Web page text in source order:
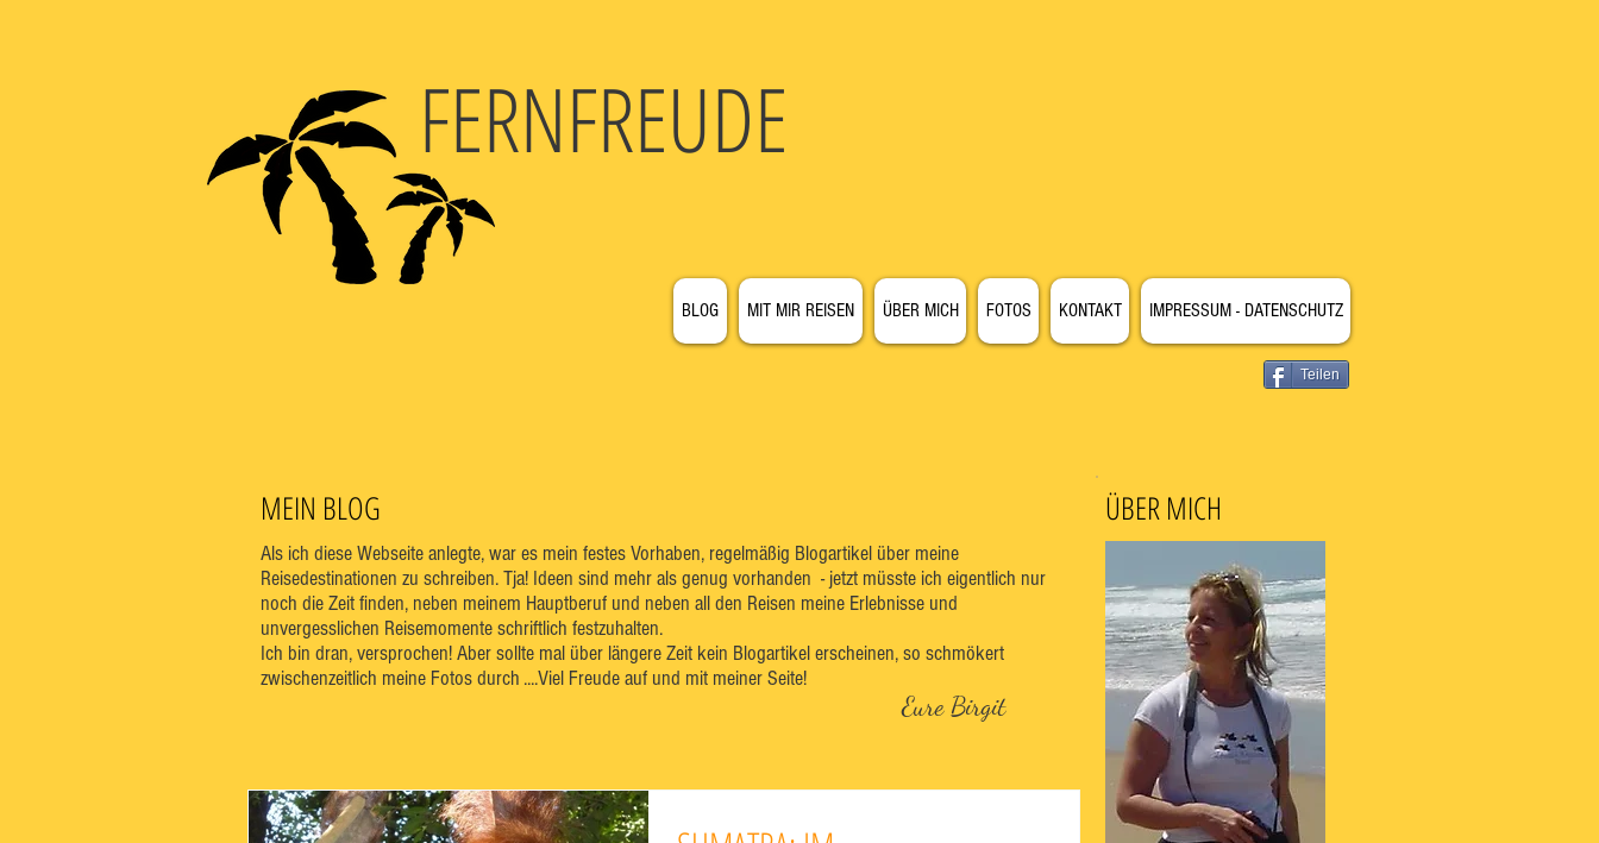
FERNFREUDE
BLOG MIT MIR REISEN ÜBER MICH FOTOS KONTAKT IMPRESSUM - DATENSCHUTZ
Teilen
MEIN BLOG
Als ich diese Webseite anlegte, war es mein festes Vorhaben, regelmäßig Blogartikel über meine
Reisedestinationen zu schreiben. Tja! Ideen sind mehr als genug vorhanden - jetzt müsste ich eigentlich nur
noch die Zeit finden, neben meinem Hauptberuf und neben all den Reisen meine Erlebnisse und
unvergesslichen Reisemomente schriftlich festzuhalten.
Ich bin dran, versprochen! Aber sollte mal über längere Zeit kein Blogartikel erscheinen, so schmökert
zwischenzeitlich meine Fotos durch ....Viel Freude auf und mit meiner Seite!
Eure Birgit
ÜBER MICH